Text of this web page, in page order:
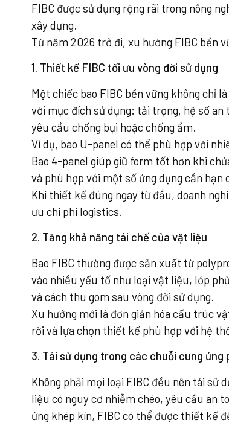
FIBC được sử dụng rộng rãi trong nông
xây dựng.
Từ năm 2026 trở đi, xu hướng FIBC bền
1. Thiết kế FIBC tối ưu vòng đời sử dụng
Một chiếc bao FIBC bền vững không chỉ
với mục đích sử dụng: tải trọng, hệ số
yêu cầu chống bụi hoặc chống ẩm.
Ví dụ, bao U-panel có thể phù hợp với
Bao 4-panel giúp giữ form tốt hơn khi
và phù hợp với một số ứng dụng cần
Khi thiết kế đúng ngay từ đầu, doanh
ưu chi phí logistics.
2. Tăng khả năng tái chế của vật liệu
Bao FIBC thường được sản xuất từ
vào nhiều yếu tố như loại vật liệu, lớp
và cách thu gom sau vòng đời sử dụng.
Xu hướng mới là đơn giản hóa cấu trúc
rời và lựa chọn thiết kế phù hợp với hệ
3. Tái sử dụng trong các chuỗi cung ứng
Không phải mọi loại FIBC đều nên tái sử
liệu có nguy cơ nhiễm chéo, yêu cầu an
ứng khép kín, FIBC có thể được thiết kế